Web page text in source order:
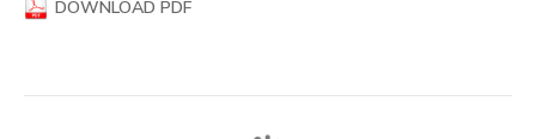
DOWNLOAD PDF